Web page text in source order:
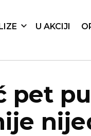
U AKCIJI
pet